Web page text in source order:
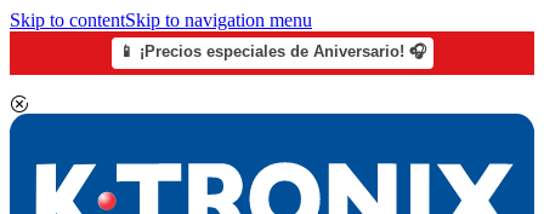
Skip to contentSkip to navigation menu
📱 ¡Precios especiales de Aniversario! 🎧